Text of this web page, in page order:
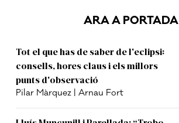
ARA A PORTADA
Tot el que has de saber de l'eclipsi:
consells, hores claus i els millors
punts d'observació
Pilar Màrquez | Arnau Fort